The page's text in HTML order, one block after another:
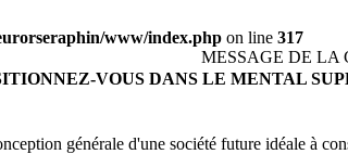
www/index.php on line 317
MESSAGE DE
VOUS DANS LE MENTAL
générale d'une société future idéale à